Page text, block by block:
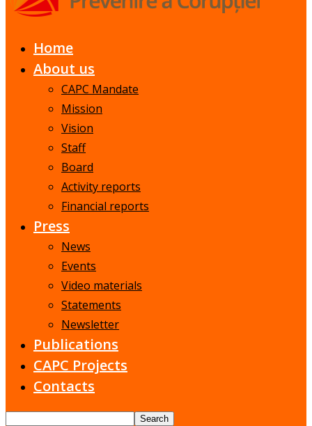
Home
About us
CAPC Mandate
Mission
Vision
Staff
Board
Activity reports
Financial reports
Press
News
Events
Video materials
Statements
Newsletter
Publications
CAPC Projects
Contacts